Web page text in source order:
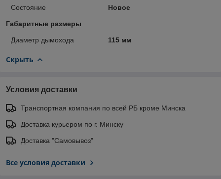
Состояние
Новое
Габаритные размеры
Диаметр дымохода 115 мм
Скрыть
Условия доставки
Транспортная компания по всей РБ кроме Минска
Доставка курьером по г. Минску
Доставка "Самовывоз"
Все условия доставки